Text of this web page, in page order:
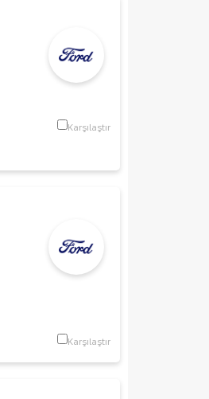
Karşılaştır
Karşılaştır